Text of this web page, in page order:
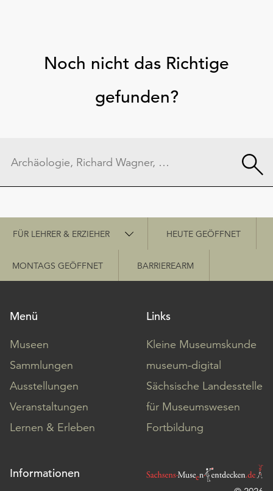
Noch nicht das Richtige
gefunden?
Schnellzugriff
FÜR LEHRER & ERZIEHER HEUTE GEÖFFNET
MONTAGS GEÖFFNET BARRIEREARM
Menü
Museen
Sammlungen
Ausstellungen
Veranstaltungen
Lernen & Erleben
Links
Kleine Museumskunde
museum-digital
Sächsische Landesstelle
für Museumswesen
Fortbildung
Informationen